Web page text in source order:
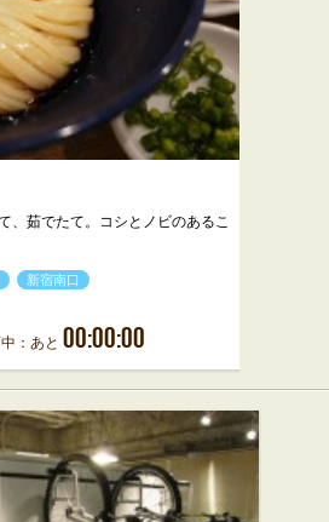
、茹でたて。コシとノビのあるこ
新宿南口
：あと 00:00:00